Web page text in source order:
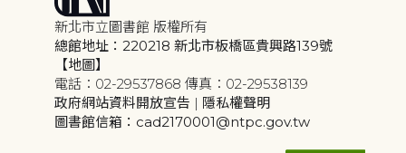
新北市立圖書館 版權所有
總館地址：220218 新北市板橋區貴興路139號
【地圖】
電話：02-29537868 傳真：02-29538139
政府網站資料開放宣告 | 隱私權聲明
圖書館信箱：cad2170001@ntpc.gov.tw